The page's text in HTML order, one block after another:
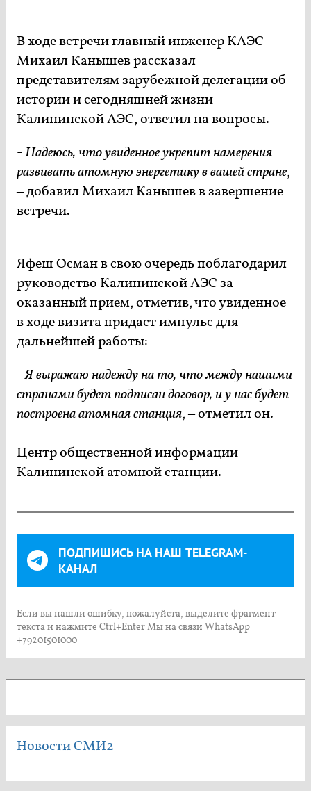
В ходе встречи главный инженер КАЭС
Михаил Канышев рассказал
представителям зарубежной делегации об
истории и сегодняшней жизни
Калининской АЭС, ответил на вопросы.
-Надеюсь, что увиденное укрепит намерения
развивать атомную энергетику в вашей стране,
– добавил Михаил Канышев в завершение
встречи.
Яфеш Осман в свою очередь поблагодарил
руководство Калининской АЭС за
оказанный прием, отметив, что увиденное
в ходе визита придаст импульс для
дальнейшей работы:
-Я выражаю надежду на то, что между нашими
странами будет подписан договор, и у нас будет
построена атомная станция, – отметил он.
Центр общественной информации
Калининской атомной станции.
ПОДПИШИСЬ НА НАШ TELEGRAM-
КАНАЛ
Если вы нашли ошибку, пожалуйста, выделите фрагмент
текста и нажмите Ctrl+Enter Мы на связи WhatsApp
+79201501000
Новости СМИ2